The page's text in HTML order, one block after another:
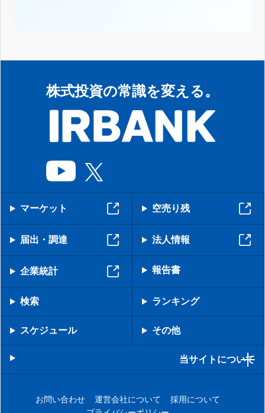
株式投資の常識を変える。
マーケット 空売り残
届出・調達 法人情報
企業統計 報告書
検索 ランキング
スケジュール その他
当サイトについて
お問い合わせ 運営会社について
採用について